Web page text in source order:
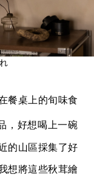
餐桌上的旬味食
，好想喝上一碗
的山區採集了好
想將這些秋茸繪